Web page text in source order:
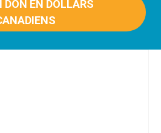
DON EN DOLLARS